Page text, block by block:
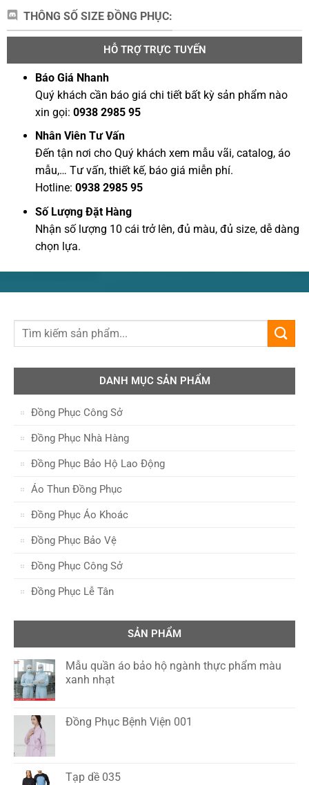
THÔNG SỐ SIZE ĐỒNG PHỤC:
HỖ TRỢ TRỰC TUYẾN
Báo Giá Nhanh
Quý khách cần báo giá chi tiết bất kỳ sản phẩm nào
xin gọi:0938 2985 95
Nhân Viên Tư Vấn
Đến tận nơi cho Quý khách xem mẫu vãi, catalog, áo
mẫu,… Tư vấn, thiết kế, báo giá miễn phí.
Hotline: 0938 2985 95
Số Lượng Đặt Hàng
Nhận số lượng 10 cái trở lên, đủ màu, đủ size, dễ dàng
chọn lựa.
DANH MỤC SẢN PHẨM
Đồng Phục Công Sở
Đồng Phục Nhà Hàng
Đồng Phục Bảo Hộ Lao Động
Áo Thun Đồng Phục
Đồng Phục Áo Khoác
Đồng Phục Bảo Vệ
Đồng Phục Công Sở
Đồng Phục Lễ Tân
SẢN PHẨM
Mẫu quần áo bảo hộ ngành thực phẩm màu
xanh nhạt
Đồng Phục Bệnh Viện 001
Tạp dề 035